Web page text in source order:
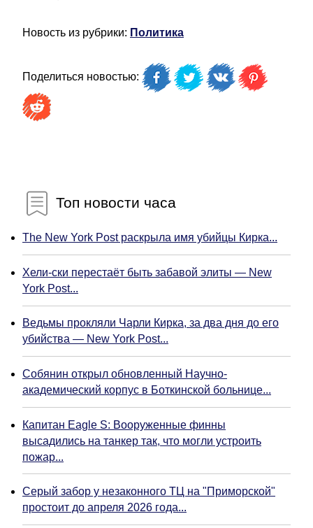
Новость из рубрики: Политика
Поделиться новостью:
Топ новости часа
The New York Post раскрыла имя убийцы Кирка...
Хели-ски перестаёт быть забавой элиты — New
York Post...
Ведьмы прокляли Чарли Кирка, за два дня до его
убийства — New York Post...
Собянин открыл обновленный Научно-
академический корпус в Боткинской больнице...
Капитан Eagle S: Вооруженные финны
высадились на танкер так, что могли устроить
пожар...
Серый забор у незаконного ТЦ на "Приморской"
простоит до апреля 2026 года...